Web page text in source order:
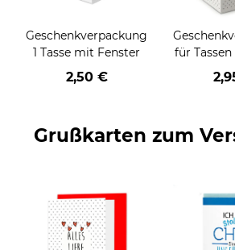
Geschenkverpackung
1 Tasse mit Fenster
2,50 €
für
Grußkarten zum